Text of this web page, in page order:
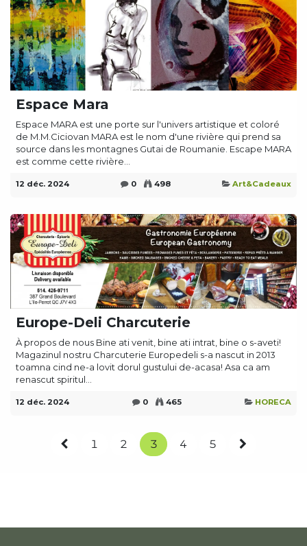
Espace Mara
Espace MARA est une porte sur l'univers artistique et coloré
de M.M.Ciciovan MARA est le nom d'une rivière qui prend sa
source dans les montagnes Gutai de Roumanie. Escape MARA
est comme cette rivière...
12 déc. 2024 0 498 Art&Cadeaux
Europe-Deli Charcuterie
À propos de nous Bine ati venit, bine ati intrat, bine o s-aveti!
Magazinul nostru Charcuterie Europedeli s-a nascut in 2013
toamna cind ne-a lovit dorul gustului de-acasa! Asa ca am
renascut spiritul...
12 déc. 2024 0 465 HORECA
1 2 3 4 5